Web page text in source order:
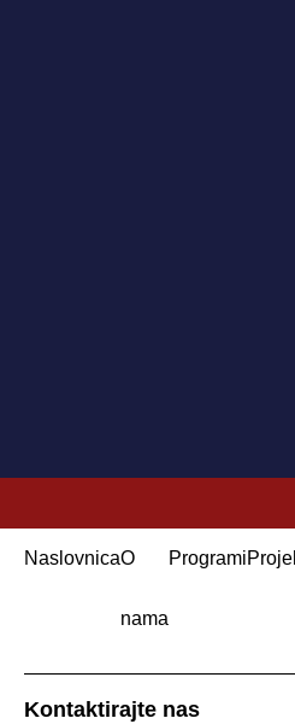
NaslovnicaO
nama
Programi
Kontaktirajte nas